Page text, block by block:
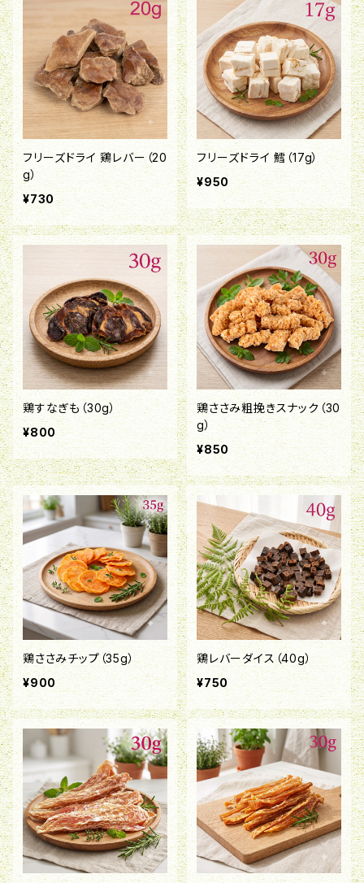
フリーズドライ 鶏レバー（20
g）
¥730
フリーズドライ 鱈（17g）
¥950
鶏すなぎも（30g）
¥800
鶏ささみ粗挽きスナック（30
g）
¥850
鶏ささみチップ（35g）
¥900
鶏レバーダイス（40g）
¥750